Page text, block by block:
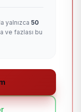
yalnızca 50
ve fazlası bu